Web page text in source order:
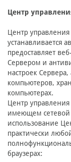
Центр
Центр
устанавливается
предоставляет
Сервером и
настроек
компьютеров,
компьютерах.
Центр
имеющем сетевой
использование
практически
браузерах: